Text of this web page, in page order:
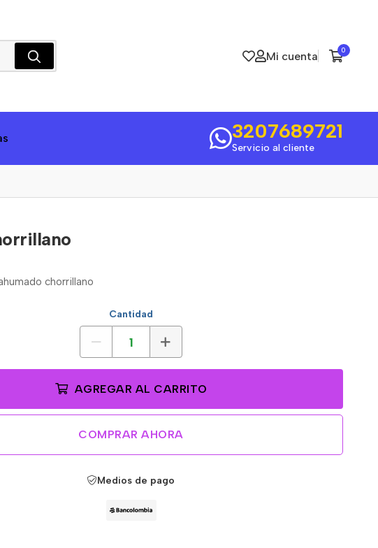
Mi cuenta 0
3207689721
Servicio al cliente
chorrillano
Cantidad
AGREGAR AL CARRITO
COMPRAR AHORA
Medios de pago